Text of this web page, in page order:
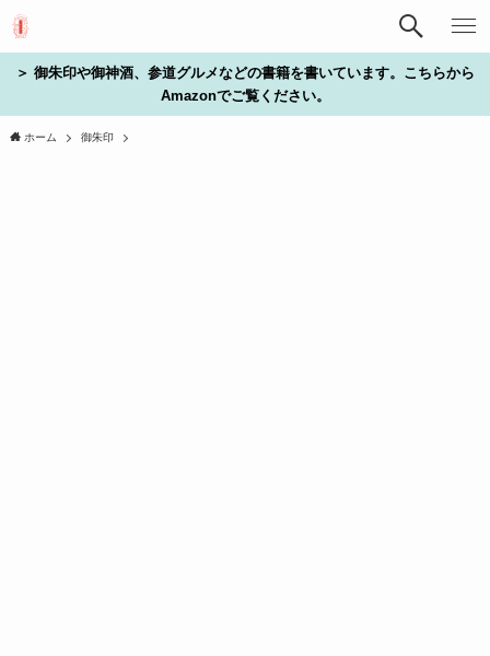
＞ 御朱印や御神酒、参道グルメなどの書籍を書いています。こちらから
Amazonでご覧ください。
ホーム 御朱印